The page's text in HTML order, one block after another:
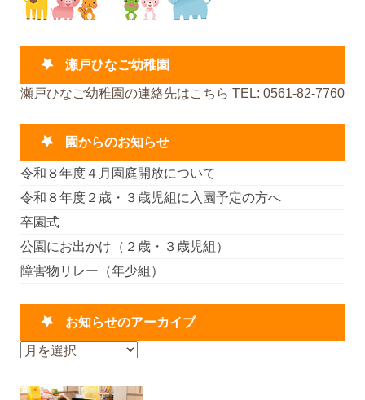
瀬戸ひなご幼稚園
瀬戸ひなご幼稚園の連絡先はこちら TEL: 0561-82-7760
園からのお知らせ
令和８年度４月園庭開放について
令和８年度２歳・３歳児組に入園予定の方へ
卒園式
公園にお出かけ（２歳・３歳児組）
障害物リレー（年少組）
お知らせのアーカイブ
お
ら